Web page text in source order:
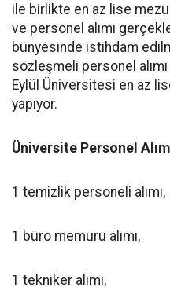
ile birlikte en az lise
ve personel alımı
bünyesinde istihdam
sözleşmeli personel alımı
Eylül Üniversitesi en az
yapıyor.
Üniversite Personel
1 temizlik personeli alımı,
1 büro memuru alımı,
1 tekniker alımı,